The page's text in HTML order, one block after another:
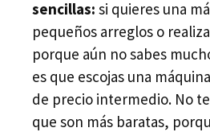
sencillas: si quieres una
pequeños arreglos o
porque aún no sabes
es que escojas una
de precio intermedio. No
que son más baratas,